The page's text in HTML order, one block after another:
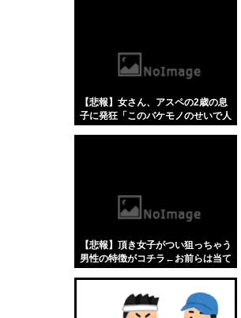
【悲報】女さん、アスペの2歳の息
子に発狂「このバケモノのせいで人
【悲報】頂き女子がつい狙っちゃう
男性の特徴がコチラ←お前らは当て